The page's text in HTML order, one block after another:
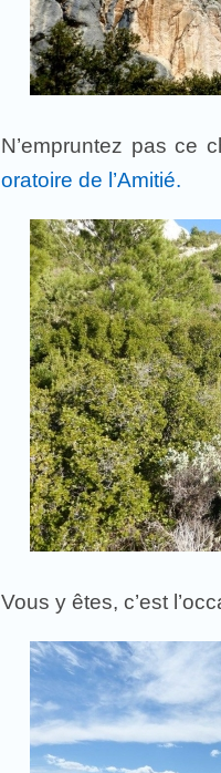
N’empruntez pas ce
oratoire de l’Amitié.
Vous y êtes, c’est